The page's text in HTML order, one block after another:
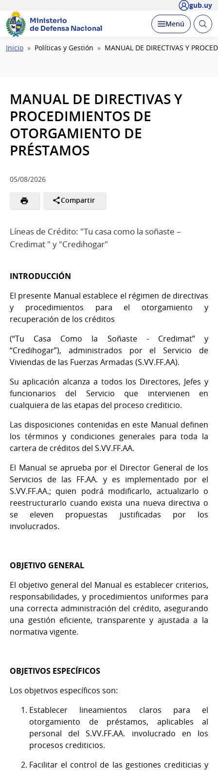
gub.uy
Ministerio
de Defensa Nacional
Desplegar
Menú Abrir
Ruta
Inicio Políticas y Gestión MANUAL DE DIRECTIVAS Y
MANUAL DE DIRECTIVAS Y
PROCEDIMIENTOS DE
OTORGAMIENTO DE
PRÉSTAMOS
05/08/2026
Compartir
Líneas de Crédito: "Tu casa como la soñaste –
Credimat " y "Credihogar"
INTRODUCCIÓN
El presente Manual establece el régimen de directivas
y procedimientos para el otorgamiento y
recuperación de los créditos
(“Tu Casa Como la Soñaste - Credimat” y
“Credihogar”), administrados por el Servicio de
Viviendas de las Fuerzas Armadas (S.VV.FF.AA).
Su aplicación alcanza a todos los Directores, Jefes y
funcionarios del Servicio que intervienen en
cualquiera de las etapas del proceso crediticio.
Las disposiciones contenidas en este Manual definen
los términos y condiciones generales para toda la
cartera de créditos del S.VV.FF.AA.
El Manual se aprueba por el Director General de los
Servicios de las FF.AA. y es implementado por el
S.VV.FF.AA.; quien podrá modificarlo, actualizarlo o
reestructurarlo cuando exista una nueva directiva o
se eleven propuestas justificadas por los
involucrados.
OBJETIVO GENERAL
El objetivo general del Manual es establecer criterios,
responsabilidades, y procedimientos uniformes para
una correcta administración del crédito, asegurando
una gestión eficiente, transparente y ajustada a la
normativa vigente.
OBJETIVOS ESPECÍFICOS
Los objetivos específicos son:
Establecer lineamientos claros para el
otorgamiento de préstamos, aplicables al
personal del S.VV.FF.AA. involucrado en los
procesos crediticios.
Facilitar el control de las gestiones crediticias y